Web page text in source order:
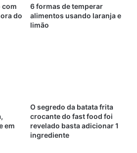
com
do
6 formas de temperar
alimentos usando laranja e
limão
em
O segredo da batata frita
crocante do fast food foi
revelado basta adicionar 1
ingrediente